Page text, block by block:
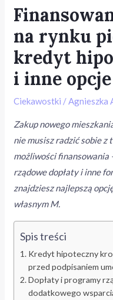
na rynku
kredyt
i inne opcje
Ciekawostki /Agnieszka
Zakup nowego
nie musisz radzić sobie z
możliwości finansowania
rządowe dopłaty i inne
znajdziesz najlepszą
własnym M.
Spis treści
Kredyt hipoteczny
przed podpisaniem
Dopłaty i programy
dodatkowego